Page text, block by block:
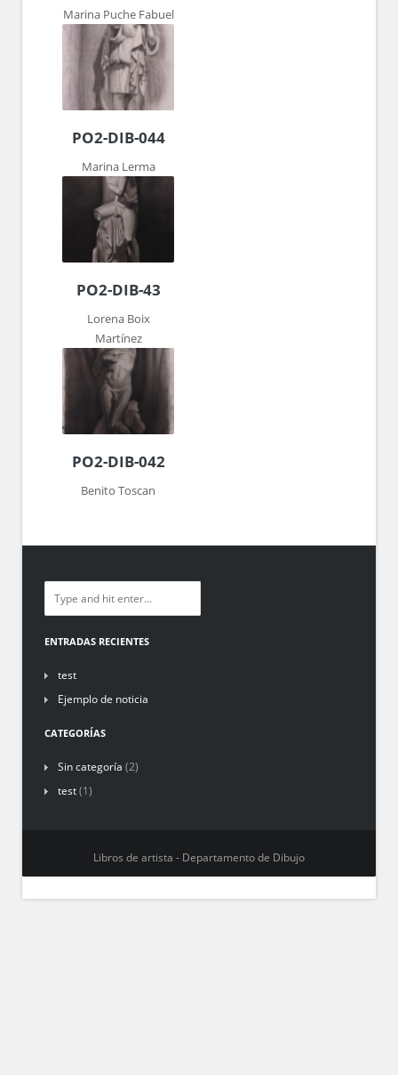
Marina Puche Fabuel
PO2-DIB-044
Marina Lerma
PO2-DIB-43
Lorena Boix
Martínez
PO2-DIB-042
Benito Toscan
ENTRADAS RECIENTES
test
Ejemplo de noticia
CATEGORÍAS
Sin categoría (2)
test(1)
Libros de artista - Departamento de Dibujo